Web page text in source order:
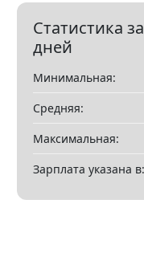
Показать все разделы
Статистика
дней
Минимальная:
Средняя:
Максимальная:
Зарплата указана в: